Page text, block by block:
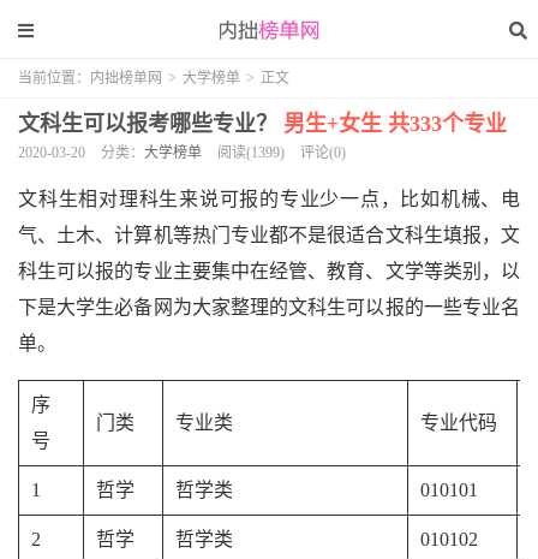
当前位置： 内拙榜单网 > 大学榜单 > 正文
文科生可以报考哪些专业？ 男生+女生 共333个专业
2020-03-20 分类： 大学榜单 阅读(1399) 评论(0)
文科生相对理科生来说可报的专业少一点，比如机械、电
气、土木、计算机等热门专业都不是很适合文科生填报，文
科生可以报的专业主要集中在经管、教育、文学等类别，以
下是大学生必备网 为大家整理的文科生可以报的一些专业名
单。
序
号
门类 专业类 专业代码
1 哲学 哲学类 010101
2 哲学 哲学类 010102